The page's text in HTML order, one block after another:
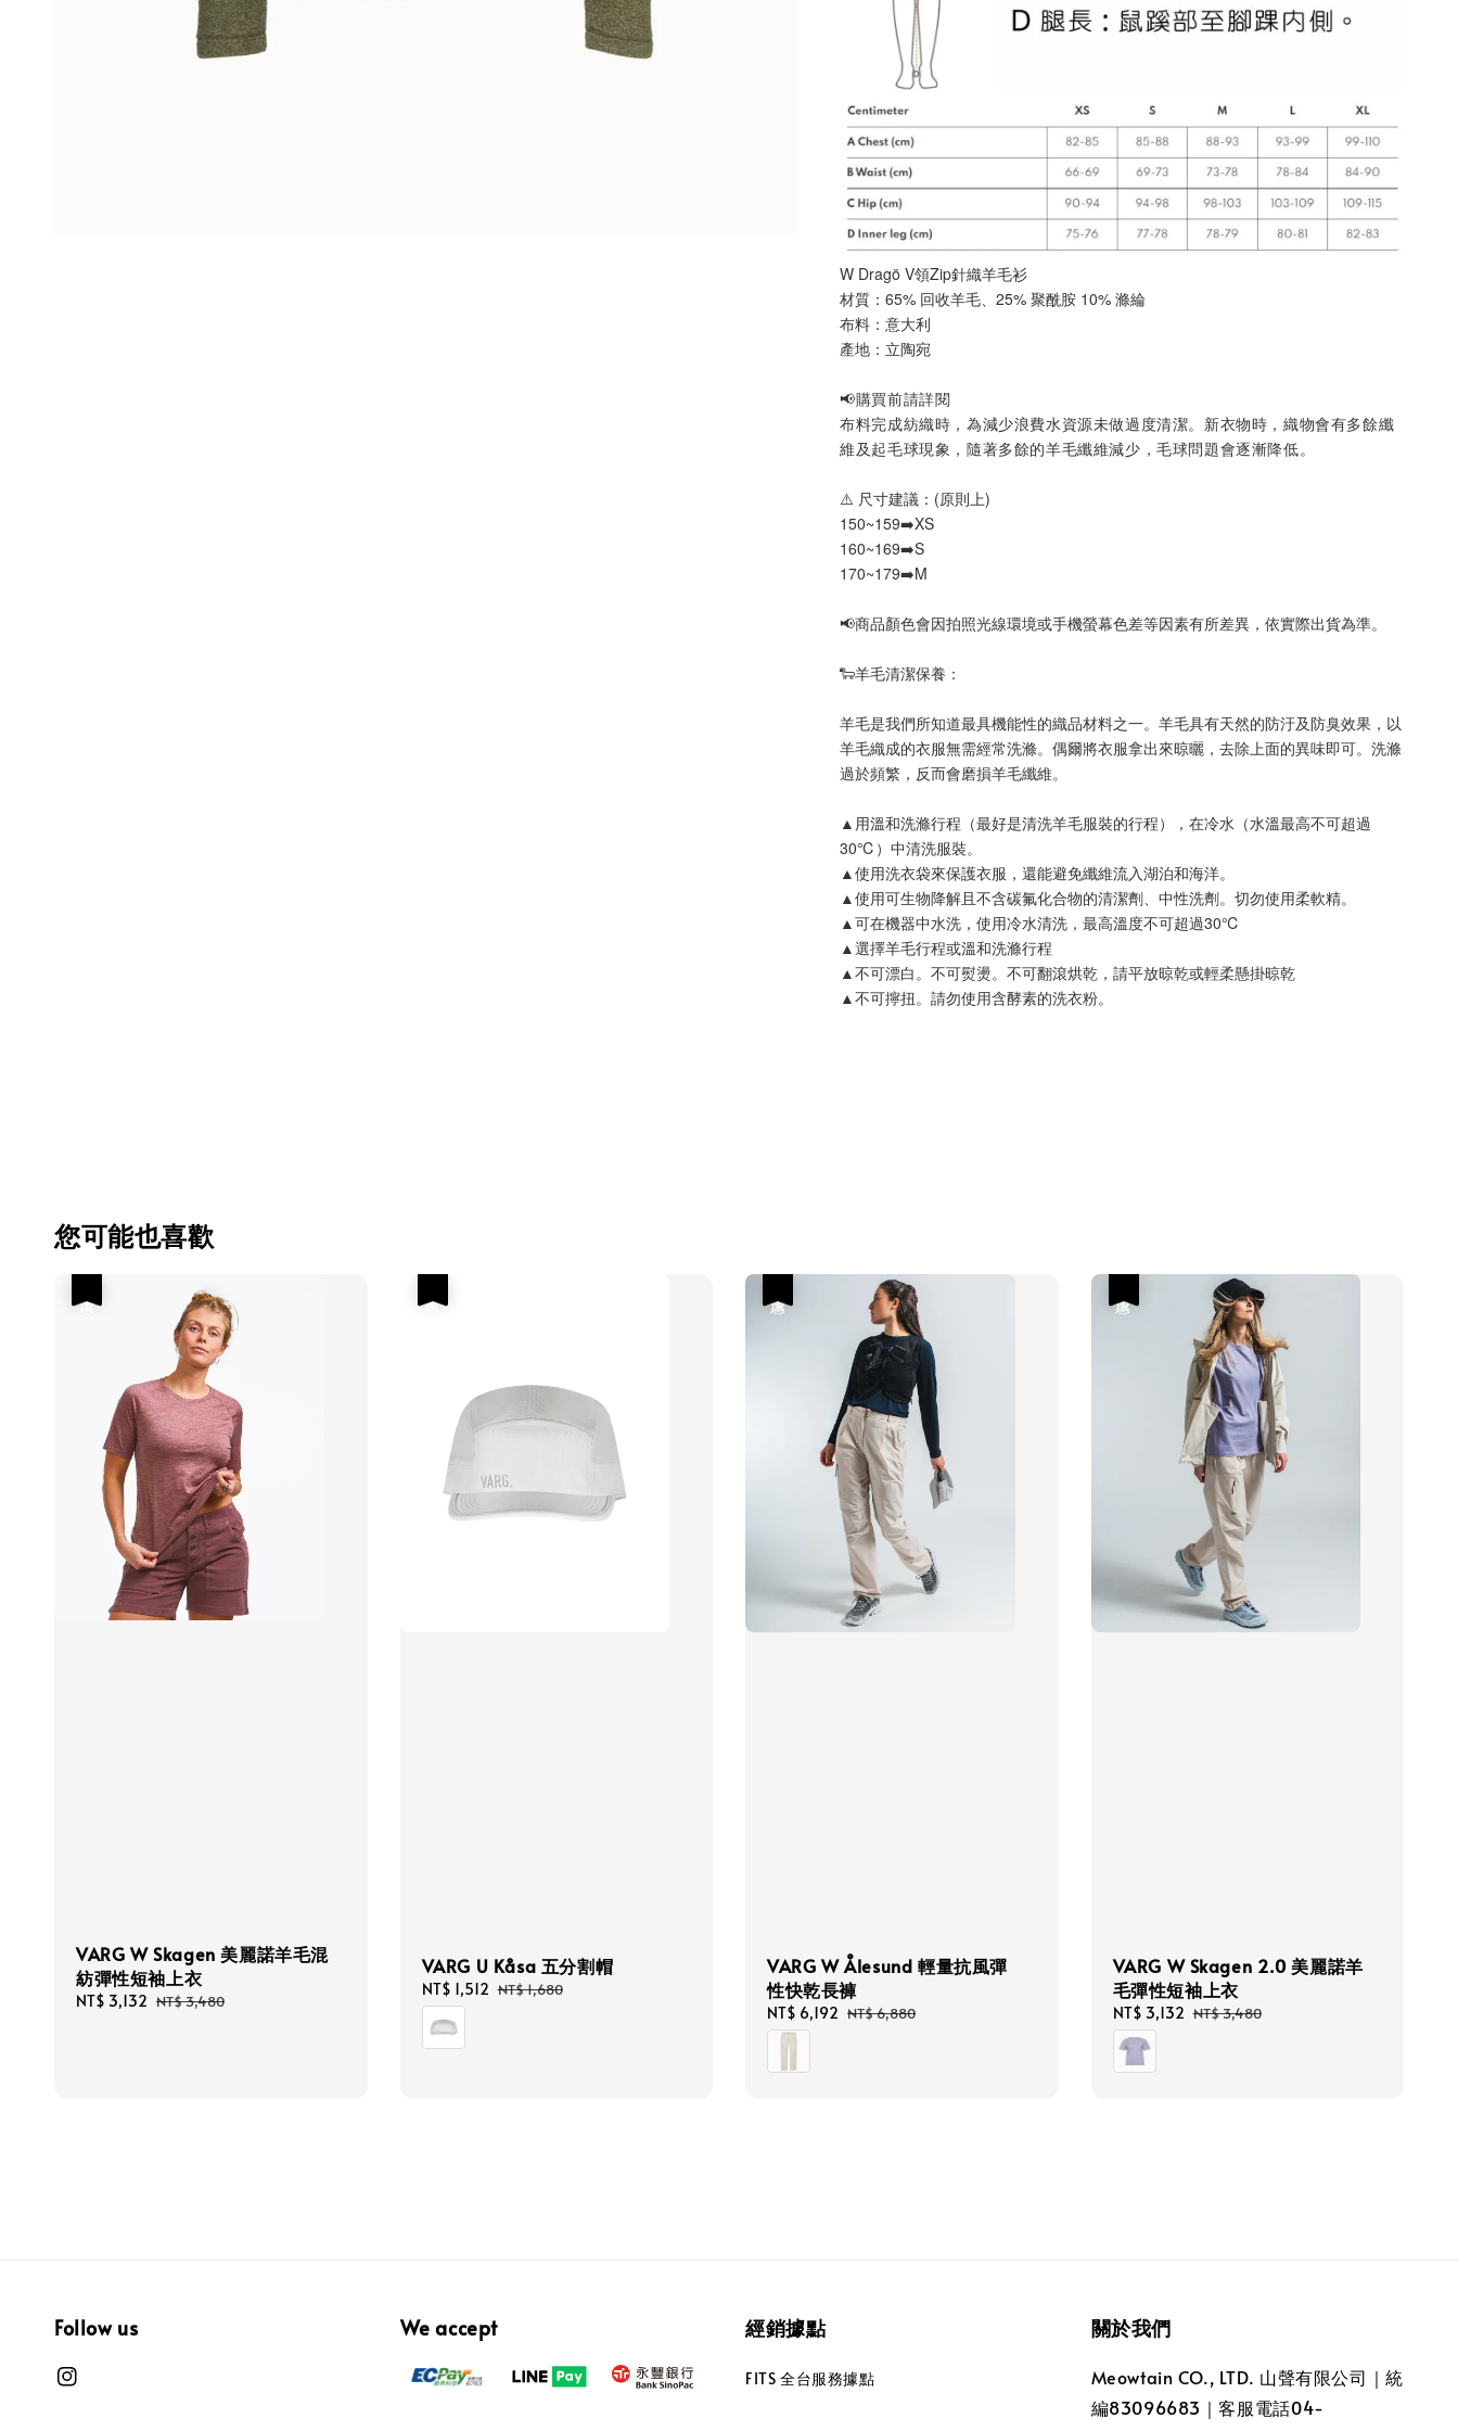
W Dragö V領Zip針織羊毛衫
材質：65% 回收羊毛、25% 聚酰胺 10% 滌綸
布料：意大利
產地：立陶宛
📢購買前請詳閱
布料完成紡織時，為減少浪費水資源未做過度清潔。新衣物時，織物會有多餘纖
維及起毛球現象，隨著多餘的羊毛纖維減少，毛球問題會逐漸降低。
⚠️ 尺寸建議：(原則上)
150~159➡️XS
160~169➡️S
170~179➡️M
📢商品顏色會因拍照光線環境或手機螢幕色差等因素有所差異，依實際出貨為準。
🐑羊毛清潔保養：
羊毛是我們所知道最具機能性的織品材料之一。羊毛具有天然的防汙及防臭效果，以
羊毛織成的衣服無需經常洗滌。偶爾將衣服拿出來晾曬，去除上面的異味即可。洗滌
過於頻繁，反而會磨損羊毛纖維。
▲用溫和洗滌行程（最好是清洗羊毛服裝的行程），在冷水（水溫最高不可超過
30℃）中清洗服裝。
▲使用洗衣袋來保護衣服，還能避免纖維流入湖泊和海洋。
▲使用可生物降解且不含碳氟化合物的清潔劑、中性洗劑。切勿使用柔軟精。
▲可在機器中水洗，使用冷水清洗，最高溫度不可超過30℃
▲選擇羊毛行程或溫和洗滌行程
▲不可漂白。不可熨燙。不可翻滾烘乾，請平放晾乾或輕柔懸掛晾乾
▲不可擰扭。請勿使用含酵素的洗衣粉。
您可能也喜歡
VARG W Skagen 美麗諾羊毛混
紡彈性短袖上衣
Sale
NT$ 3,132 Regular
NT$ 3,480
VARG U Kåsa 五分割帽
Sale
price
NT$ 1,512 Regular
NT$ 1,680
VARG W Ålesund 輕量抗風彈
性快乾長褲
Sale
price
NT$ 6,192 Regular
NT$ 6,880
VARG W Skagen 2.0 美麗諾羊
毛彈性短袖上衣
Sale
price
NT$ 3,132 Regular
NT$ 3,480
Follow us We accept 經銷據點
FITS 全台服務據點
關於我們
Meowtain CO., LTD. 山聲有限公司｜統
編83096683｜客服電話04-